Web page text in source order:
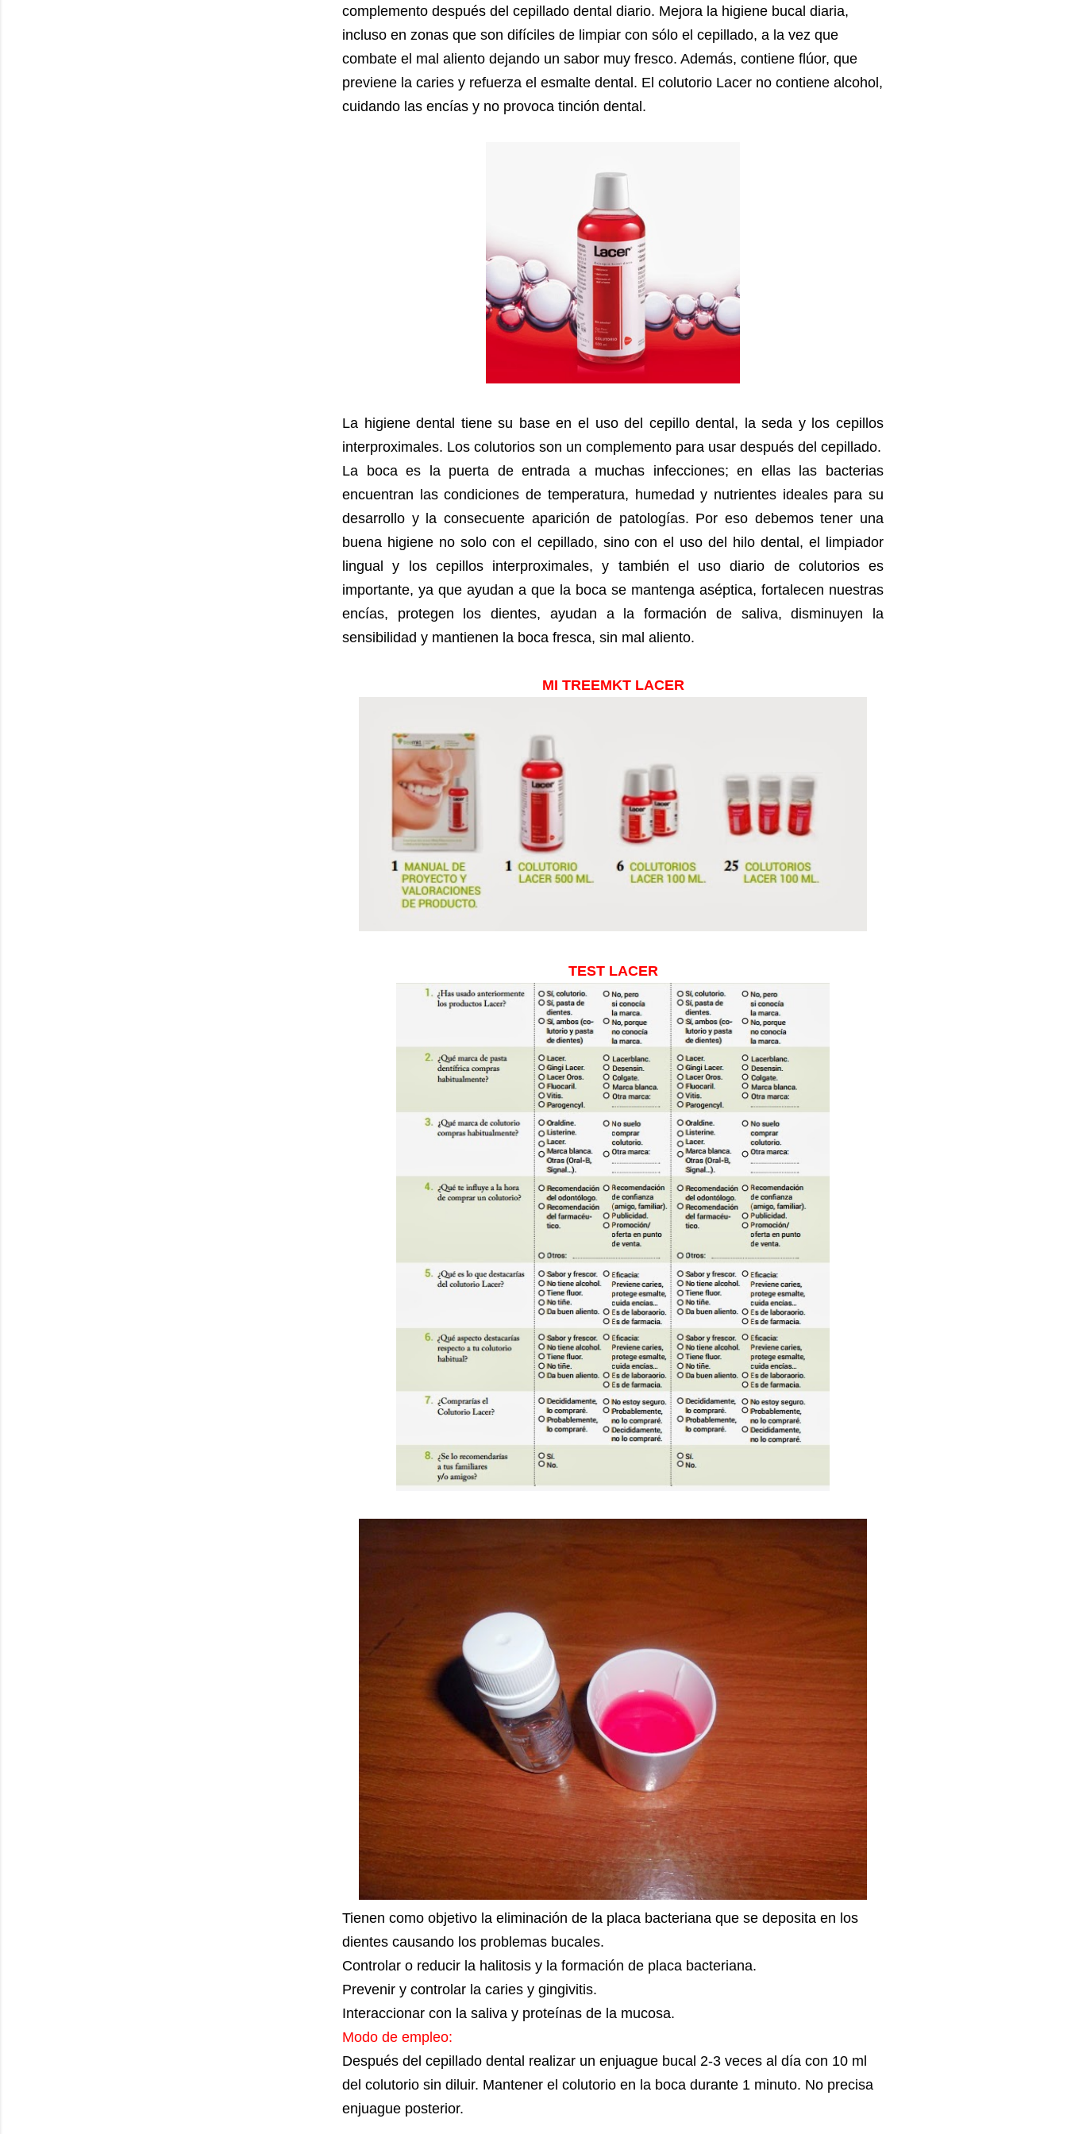
complemento después del cepillado dental diario. Mejora la higiene bucal diaria,
incluso en zonas que son difíciles de limpiar con sólo el cepillado, a la vez que
combate el mal aliento dejando un sabor muy fresco. Además, contiene flúor, que
previene la caries y refuerza el esmalte dental. El colutorio Lacer no contiene alcohol,
cuidando las encías y no provoca tinción dental.
La higiene dental tiene su base en el uso del cepillo dental, la seda y los cepillos
interproximales. Los colutorios son un complemento para usar después del cepillado.
La boca es la puerta de entrada a muchas infecciones; en ellas las bacterias
encuentran las condiciones de temperatura, humedad y nutrientes ideales para su
desarrollo y la consecuente aparición de patologías. Por eso debemos tener una
buena higiene no solo con el cepillado, sino con el uso del hilo dental, el limpiador
lingual y los cepillos interproximales, y también el uso diario de colutorios es
importante, ya que ayudan a que la boca se mantenga aséptica, fortalecen nuestras
encías, protegen los dientes, ayudan a la formación de saliva, disminuyen la
sensibilidad y mantienen la boca fresca, sin mal aliento.
MI TREEMKT LACER
TEST LACER
Tienen como objetivo la eliminación de la placa bacteriana que se deposita en los
dientes causando los problemas bucales.
Controlar o reducir la halitosis y la formación de placa bacteriana.
Prevenir y controlar la caries y gingivitis.
Interaccionar con la saliva y proteínas de la mucosa.
Modo de empleo:
Después del cepillado dental realizar un enjuague bucal 2-3 veces al día con 10 ml
del colutorio sin diluir. Mantener el colutorio en la boca durante 1 minuto. No precisa
enjuague posterior.